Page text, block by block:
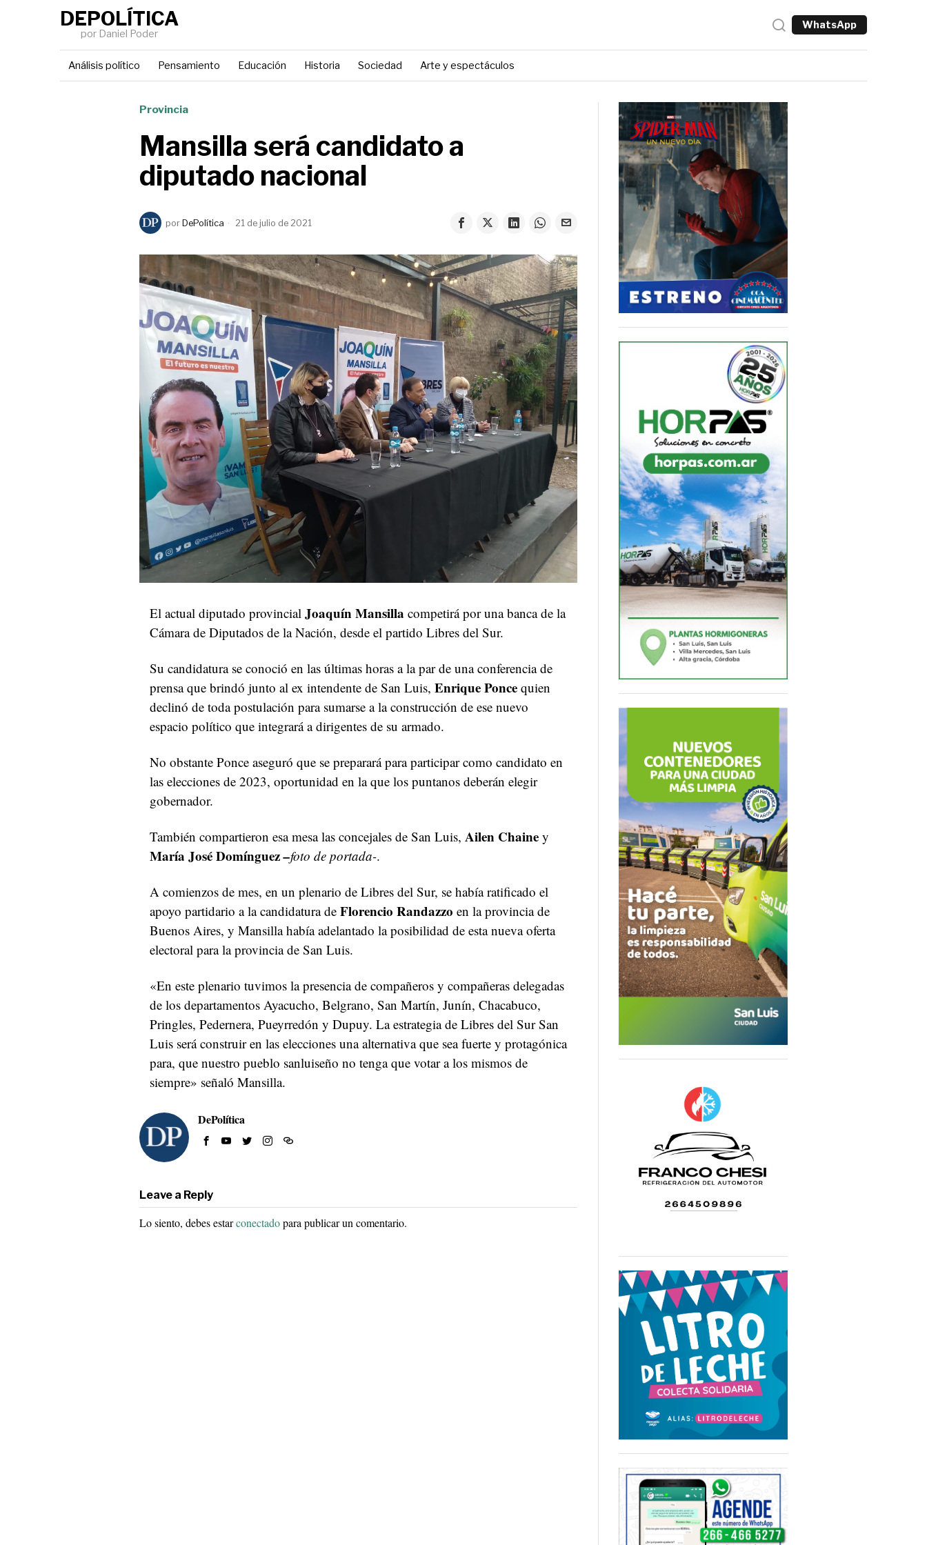
DEPOLÍTICA
por Daniel Poder
WhatsApp
Análisis político Pensamiento Educación Historia Sociedad Arte y espectáculos
Provincia
Mansilla será candidato a
diputado nacional
por DePolítica 21 de julio de 2021
El actual diputado provincial Joaquín Mansilla competirá por una banca de la
Cámara de Diputados de la Nación, desde el partido Libres del Sur.
Su candidatura se conoció en las últimas horas a la par de una conferencia de
prensa que brindó junto al ex intendente de San Luis, Enrique Ponce quien
declinó de toda postulación para sumarse a la construcción de ese nuevo
espacio político que integrará a dirigentes de su armado.
No obstante Ponce aseguró que se preparará para participar como candidato en
las elecciones de 2023, oportunidad en la que los puntanos deberán elegir
gobernador.
También compartieron esa mesa las concejales de San Luis, Ailen Chaine y
María José Domínguez–foto de portada-.
A comienzos de mes, en un plenario de Libres del Sur, se había ratificado el
apoyo partidario a la candidatura de Florencio Randazzo en la provincia de
Buenos Aires, y Mansilla había adelantado la posibilidad de esta nueva oferta
electoral para la provincia de San Luis.
«En este plenario tuvimos la presencia de compañeros y compañeras delegadas
de los departamentos Ayacucho, Belgrano, San Martín, Junín, Chacabuco,
Pringles, Pedernera, Pueyrredón y Dupuy. La estrategia de Libres del Sur San
Luis será construir en las elecciones una alternativa que sea fuerte y protagónica
para, que nuestro pueblo sanluiseño no tenga que votar a los mismos de
siempre» señaló Mansilla.
DePolítica
Leave a Reply
Lo siento, debes estarconectadopara publicar un comentario.